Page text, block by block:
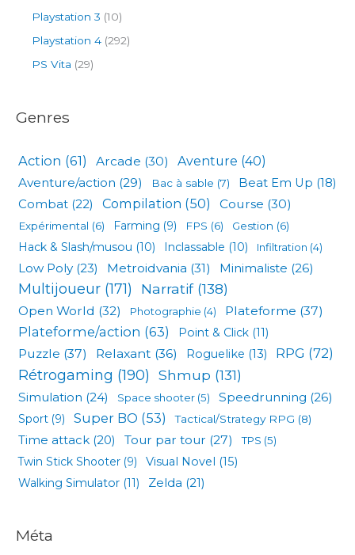
Playstation 3 (10)
Playstation 4 (292)
PS Vita (29)
Genres
Action (61) Arcade (30) Aventure (40)
Aventure/action (29) Bac à sable (7) Beat Em Up (18)
Combat (22) Compilation (50) Course (30)
Expérimental (6) Farming (9) FPS (6) Gestion (6)
Hack & Slash/musou (10) Inclassable (10) Infiltration (4)
Low Poly (23) Metroidvania (31) Minimaliste (26)
Multijoueur (171) Narratif(138)
Open World (32) Photographie (4) Plateforme (37)
Plateforme/action (63) Point & Click (11)
Puzzle (37) Relaxant (36) Roguelike (13) RPG (72)
Rétrogaming (190) Shmup (131)
Simulation (24) Space shooter (5) Speedrunning (26)
Sport (9) Super BO (53) Tactical/Strategy RPG (8)
Time attack (20) Tour par tour (27) TPS (5)
Twin Stick Shooter (9) Visual Novel (15)
Walking Simulator (11) Zelda (21)
Méta